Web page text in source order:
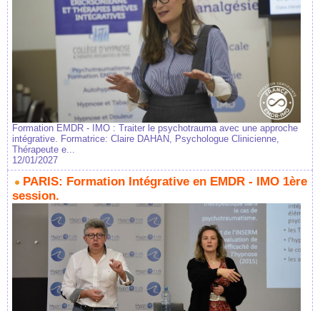
Formation EMDR - IMO : Traiter le psychotrauma avec une approche
intégrative. Formatrice: Claire DAHAN, Psychologue Clinicienne,
Thérapeute e...
12/01/2027
PARIS: Formation Intégrative en EMDR - IMO 1ère
session.